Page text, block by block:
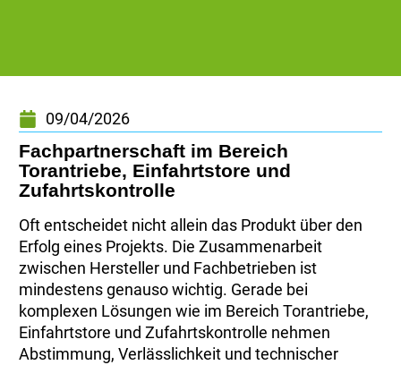
09/04/2026
Fachpartnerschaft im Bereich
Torantriebe, Einfahrtstore und
Zufahrtskontrolle
Oft entscheidet nicht allein das Produkt über den
Erfolg eines Projekts. Die Zusammenarbeit
zwischen Hersteller und Fachbetrieben ist
mindestens genauso wichtig. Gerade bei
komplexen Lösungen wie im Bereich Torantriebe,
Einfahrtstore und Zufahrtskontrolle nehmen
Abstimmung, Verlässlichkeit und technischer